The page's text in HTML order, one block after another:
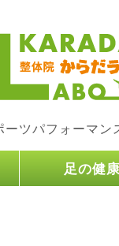
ツパフォーマン
足の健